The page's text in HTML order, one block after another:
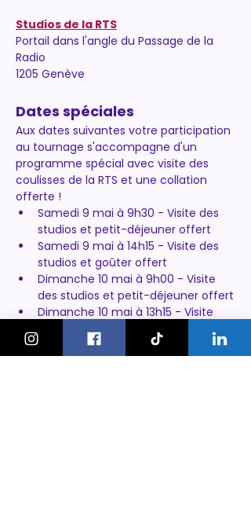
Studios de la RTS
Portail dans l'angle du Passage de la
Radio
1205 Genève
Dates spéciales
Aux dates suivantes votre participation
au tournage s'accompagne d'un
programme spécial avec visite des
coulisses de la RTS et une collation
offerte !
Samedi 9 mai à 9h30 - Visite des
studios et petit-déjeuner offert
Samedi 9 mai à 14h15 - Visite des
studios et goûter offert
Dimanche 10 mai à 9h00 - Visite
des studios et petit-déjeuner offert
Dimanche 10 mai à 13h15 - Visite
des studios et goûter offert